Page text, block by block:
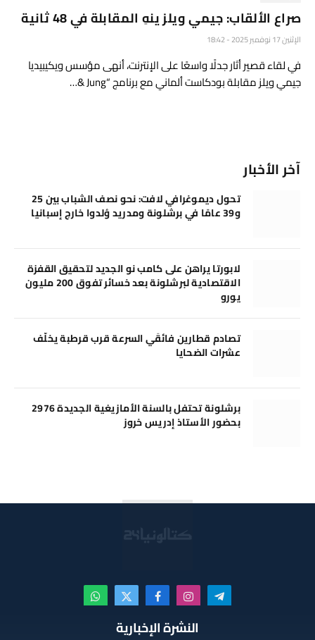
صراع الألقاب: جيمي ويلز ينهِ المقابلة في 48 ثانية
الإثنين 17 نوفمبر 2025 - 18:42
في لقاء قصير أثار جدلًا واسعًا على الإنترنت، أنهى مؤسس ويكيبيديا
جيمي ويلز مقابلة بودكاست ألماني مع برنامج “Jung &…
آخر الأخبار
تحول ديموغرافي لافت: نحو نصف الشباب بين 25
و39 عامًا في برشلونة ومدريد وُلدوا خارج إسبانيا
لابورتا يراهن على كامب نو الجديد لتحقيق القفزة
الاقتصادية لبرشلونة بعد خسائر تفوق 200 مليون
يورو
تصادم قطارين فائقَي السرعة قرب قرطبة يخلّف
عشرات الضحايا
برشلونة تحتفل بالسنة الأمازيغية الجديدة 2976
بحضور الأستاذ إدريس خروز
تيلقرام الانستغرامفيسبوكX
(Twitter)
واتساب
النشرة الإخبارية